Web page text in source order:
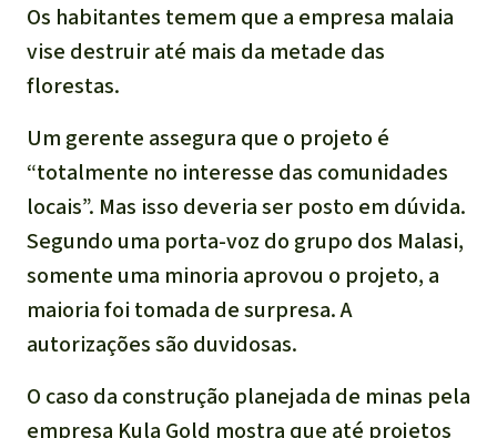
Os habitantes temem que a empresa malaia
vise destruir até mais da metade das
florestas.
Um gerente assegura que o projeto é
“totalmente no interesse das comunidades
locais”. Mas isso deveria ser posto em dúvida.
Segundo uma porta-voz do grupo dos Malasi,
somente uma minoria aprovou o projeto, a
maioria foi tomada de surpresa. A
autorizações são duvidosas.
O caso da construção planejada de minas pela
empresa Kula Gold mostra que até projetos